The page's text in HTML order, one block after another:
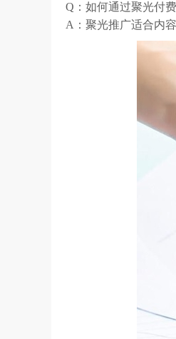
Q：如何通过聚光付
A：聚光推广适合内